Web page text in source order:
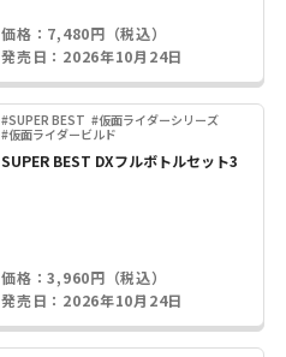
価格：7,480円（税込）
発売日：2026年10月24日
#SUPER BEST #仮面ライダーシリーズ
#仮面ライダービルド
SUPER BEST DXフルボトルセット3
価格：3,960円（税込）
発売日：2026年10月24日